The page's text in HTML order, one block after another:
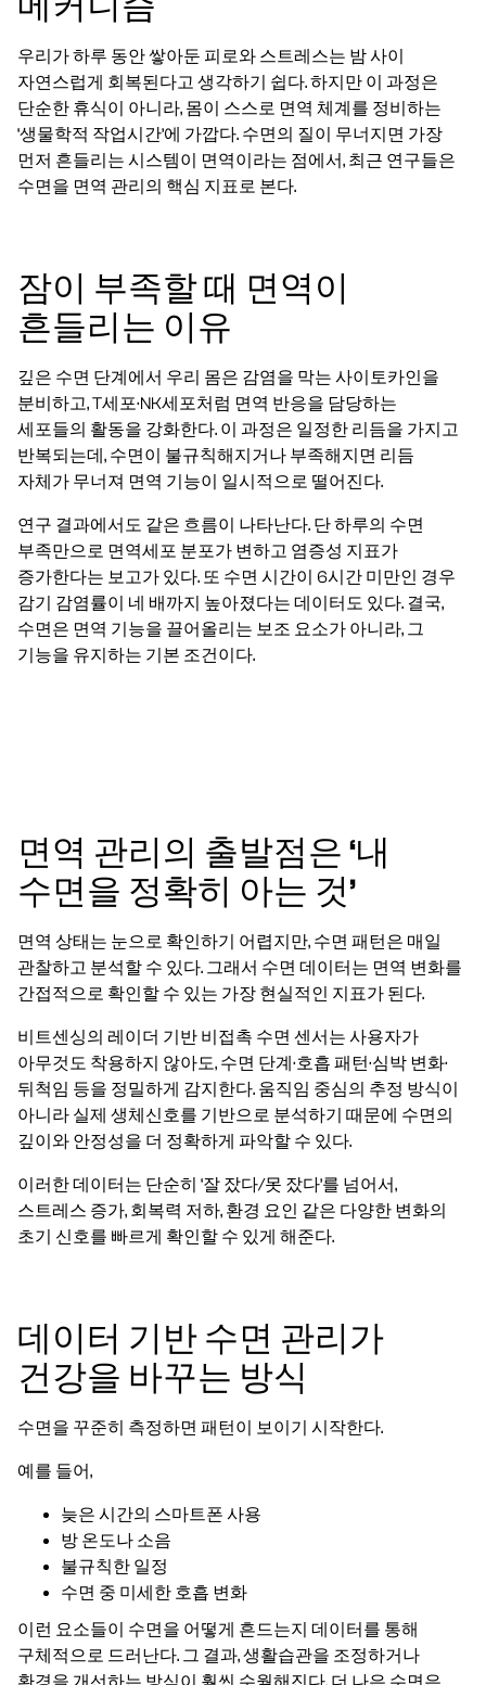
우리가 하루 동안 쌓아둔 피로와 스트레스는 밤 사이
자연스럽게 회복된다고 생각하기 쉽다. 하지만 이 과정은
단순한 휴식이 아니라, 몸이 스스로 면역 체계를 정비하는
‘생물학적 작업시간’에 가깝다. 수면의 질이 무너지면 가장
먼저 흔들리는 시스템이 면역이라는 점에서, 최근 연구들은
수면을 면역 관리의 핵심 지표로 본다.
잠이 부족할 때 면역이
흔들리는 이유
깊은 수면 단계에서 우리 몸은 감염을 막는 사이토카인을
분비하고, T세포·NK세포처럼 면역 반응을 담당하는
세포들의 활동을 강화한다. 이 과정은 일정한 리듬을 가지고
반복되는데, 수면이 불규칙해지거나 부족해지면 리듬
자체가 무너져 면역 기능이 일시적으로 떨어진다.
연구 결과에서도 같은 흐름이 나타난다. 단 하루의 수면
부족만으로 면역세포 분포가 변하고 염증성 지표가
증가한다는 보고가 있다. 또 수면 시간이 6시간 미만인 경우
감기 감염률이 네 배까지 높아졌다는 데이터도 있다. 결국,
수면은 면역 기능을 끌어올리는 보조 요소가 아니라, 그
기능을 유지하는 기본 조건이다.
면역 관리의 출발점은 ‘내
수면을 정확히 아는 것’
면역 상태는 눈으로 확인하기 어렵지만, 수면 패턴은 매일
관찰하고 분석할 수 있다. 그래서 수면 데이터는 면역 변화를
간접적으로 확인할 수 있는 가장 현실적인 지표가 된다.
비트센싱의 레이더 기반 비접촉 수면 센서는 사용자가
아무것도 착용하지 않아도, 수면 단계·호흡 패턴·심박 변화·
뒤척임 등을 정밀하게 감지한다. 움직임 중심의 추정 방식이
아니라 실제 생체신호를 기반으로 분석하기 때문에 수면의
깊이와 안정성을 더 정확하게 파악할 수 있다.
이러한 데이터는 단순히 ‘잘 잤다/못 잤다’를 넘어서,
스트레스 증가, 회복력 저하, 환경 요인 같은 다양한 변화의
초기 신호를 빠르게 확인할 수 있게 해준다.
데이터 기반 수면 관리가
건강을 바꾸는 방식
수면을 꾸준히 측정하면 패턴이 보이기 시작한다.
예를 들어,
늦은 시간의 스마트폰 사용
방 온도나 소음
불규칙한 일정
수면 중 미세한 호흡 변화
이런 요소들이 수면을 어떻게 흔드는지 데이터를 통해
구체적으로 드러난다. 그 결과, 생활습관을 조정하거나